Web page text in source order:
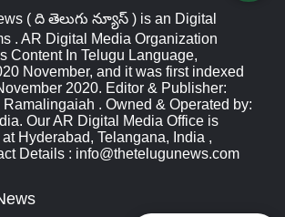
( ది తెలుగు న్యూస్‌ ) is an Digital
. AR Digital Media Organization
Content In Telugu Language,
November, and it was first indexed
2020. Editor & Publisher:
Ramalingaiah . Owned & Operated by:
Our AR Digital Media Office is
Hyderabad, Telangana, India ,
Details : info@thetelugunews.com